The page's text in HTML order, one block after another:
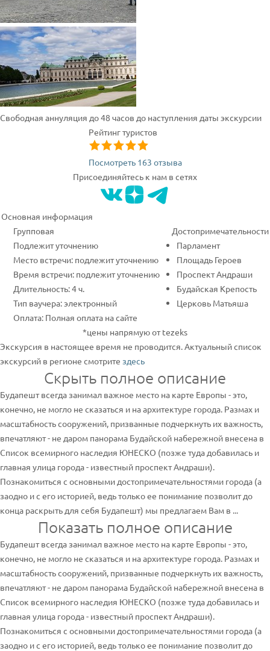
Свободная аннуляция до 48 часов до наступления даты экскурсии
Рейтинг туристов
Посмотреть 163 отзыва
Присоединяйтесь к нам в сетях
Основная информация
Групповая
Подлежит уточнению
Место встречи: подлежит уточнению
Время встречи: подлежит уточнению
Длительность: 4 ч.
Тип ваучера: электронный
Оплата: Полная оплата на сайте
Достопримечательности
Парламент
Площадь Героев
Проспект Андраши
Будайская Крепость
Церковь Матьяша
*цены напрямую от tezeks
Экскурсия в настоящее время не проводится. Актуальный список
экскурсий в регионе смотрите здесь
Скрыть полное описание
Будапешт всегда занимал важное место на карте Европы - это,
конечно, не могло не сказаться и на архитектуре города. Размах и
масштабность сооружений, призванные подчеркнуть их важность,
впечатляют - не даром панорама Будайской набережной внесена в
Список всемирного наследия ЮНЕСКО (позже туда добавилась и
главная улица города - известный проспект Андраши).
Познакомиться с основными достопримечательностями города (а
заодно и с его историей, ведь только ее понимание позволит до
конца раскрыть для себя Будапешт) мы предлагаем Вам в ...
Показать полное описание
Будапешт всегда занимал важное место на карте Европы - это,
конечно, не могло не сказаться и на архитектуре города. Размах и
масштабность сооружений, призванные подчеркнуть их важность,
впечатляют - не даром панорама Будайской набережной внесена в
Список всемирного наследия ЮНЕСКО (позже туда добавилась и
главная улица города - известный проспект Андраши).
Познакомиться с основными достопримечательностями города (а
заодно и с его историей, ведь только ее понимание позволит до